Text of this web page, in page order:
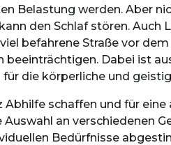
Belastung werden. Aber
den Schlaf stören. Auch
befahrene Straße vor
beeinträchtigen. Dabei ist
die körperliche und
Abhilfe schaffen und für
an verschiedenen
Bedürfnisse